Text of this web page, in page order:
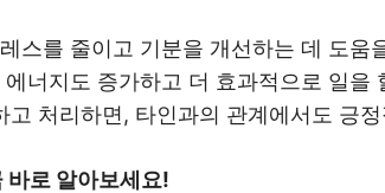
스를 줄이고 기분을 개선하는 데 도움
너지도 증가하고 더 효과적으로 일을
고 처리하면, 타인과의 관계에서도 긍
바로 알아보세요!